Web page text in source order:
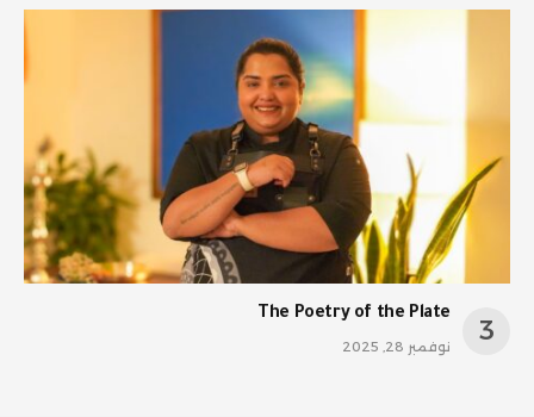
The Poetry of the Plate
نوفمبر 28, 2025